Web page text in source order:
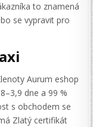
to znamená
se vypravit pro
Aurum eshop
dne a 99 %
s obchodem se
Zlatý certifikát